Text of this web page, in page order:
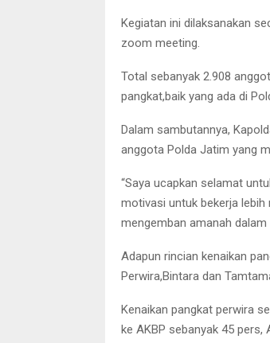
Kegiatan ini dilaksanakan
zoom meeting.
Total sebanyak 2.908
pangkat,baik yang ada di
Dalam sambutannya,
anggota Polda Jatim yang
“Saya ucapkan selamat
motivasi untuk bekerja lebih
mengemban amanah dalam
Adapun rincian kenaikan
Perwira,Bintara dan
Kenaikan pangkat perwira
ke AKBP sebanyak 45 pers,